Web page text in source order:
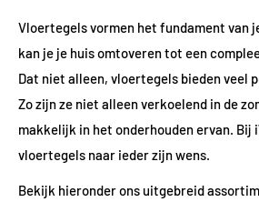
Vloertegels vormen het fundament van
kan je je huis omtoveren tot een
Dat niet alleen, vloertegels bieden veel
Zo zijn ze niet alleen verkoelend in de
makkelijk in het onderhouden ervan. Bij
vloertegels naar ieder zijn wens.
Bekijk hieronder ons uitgebreid